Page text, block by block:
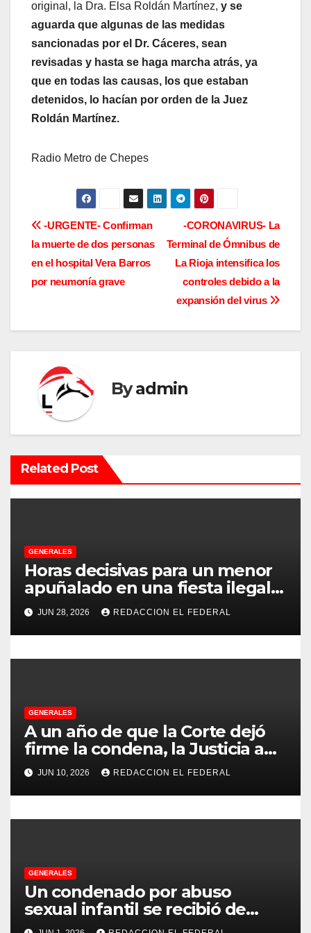
original, la Dra. Elsa Roldán Martínez, y se
aguarda que algunas de las medidas
sancionadas por el Dr. Cáceres, sean
revisadas y hasta se haga marcha atrás, ya
que en todas las causas, los que estaban
detenidos, lo hacían por orden de la Juez
Roldán Martínez.
Radio Metro de Chepes
N
a
v
a
c
i
ó
n
e
e
n
t
r
d
a
s
-CORONAVIRUS- La
Terminal de Ómnibus de
La Rioja intensifica los
controles debido a la
expansión del virus
-URGENTE- Confirman
la muerte de dos personas
en el hospital Vera Barros
por neumonía grave
Byadmin
Related Post
GENERALES
Horas decisivas para un menor
apuñalado en una fiesta ilegal
con más de 500 asistentes en
Chilecito
JUN 28, 2026 REDACCION EL FEDERAL
GENERALES
A un año de que la Corte dejó
firme la condena, la Justicia aún
no pudo decomisarle ni un peso
a CFK
JUN 10, 2026 REDACCION EL FEDERAL
GENERALES
Un condenado por abuso
sexual infantil se recibió de
psicopedagogo dentro del